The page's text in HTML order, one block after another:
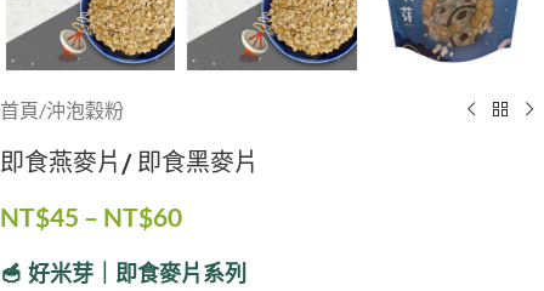
首頁/沖泡穀粉
即食燕麥片/ 即食黑麥片
NT$45 – NT$60
🥣 好米芽｜即食麥片系列